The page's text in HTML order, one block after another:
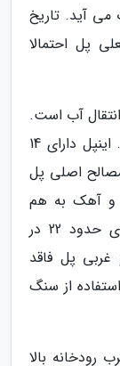
آید. تاریخ
پل احتمالا
آب است.
طول پل 261 متر و عرض آن 2.5 متر است. اینپل دارای 14
اصلی پل
و آهک به هم
متصل شده اند. آجرهای هر چشمه ابعادی حدود 22 در
غربی پل فاقد
از سنگ
رودخانه بالا